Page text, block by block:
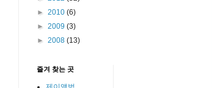
► 2010 (6)
► 2009 (3)
► 2008 (13)
즐겨 찾는 곳